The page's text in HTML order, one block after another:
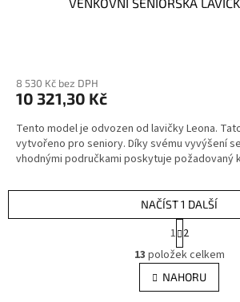
8 530 Kč bez DPH
10 321,30 Kč
Tento model je odvozen od lavičky Leona.
vytvořeno pro seniory. Díky svému vyvýšení
vhodnými područkami poskytuje požadovaný
O
v
l
á
NAČÍST 1 DALŠÍ
S
t
r
á
n
k
1 2
13 položek celkem
NAHORU